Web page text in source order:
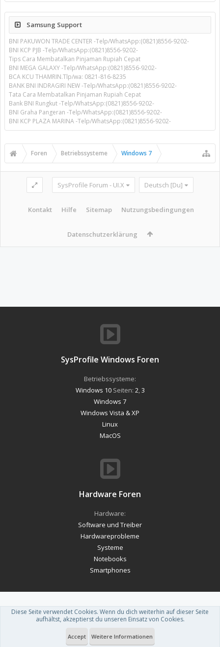
Samsung Support
BNI PAKUWON TRADE CENTER -Telp/WhatsApp:(0821)8556-9202-
BNI KCP PJB -Telp/WhatsApp:(0821)8556-9202-
Tips Cara Membatalkan Pinjaman Rupiah Cepat
BNI MEGA GALAXY -Telp/WhatsApp:(0821)8556-9202-
BCA KCU THAMRIN.Tlp/wa: 0821-816-8235
BANK BNI INDRAGIRI NEW -Telp/WhatsApp:(0821)8556-9202-
Tata Cara Membatalkan Pinjaman Rupiah Cepat
Bank BNI Rungkut -Telp/WhatsApp:(0821)8556-9202-
BNI Graha Pangeran -Telp/WhatsApp:(0821)8556-9202-
BNI KCP PLAZA MARINA -Telp/WhatsApp:(0821)8556-9202-
Foren Betriebssysteme Windows 7
SysProfile Forum - UI.X Deutsch [Du]
Kontakt Hilfe Sitemap Nutzungsbedingungen
Datenschutzerklärung
SysProfile Windows Foren
Betriebssysteme:
Windows 10Seiten: 2 3
Windows 7
Windows Vista & XP
Linux
MacOS
Hardware Foren
Hardware:
Software und Treiber
Hardwareprobleme
Systeme
Notebooks
Smartphones
Forum software by XenForo™-Deutsch von xenDach
Theme designed by ThemeHouse.
Diese Seite verwendet Cookies. Wenn du dich weiterhin auf dieser Seite
aufhältst, akzeptierst du unseren Einsatz von Cookies.
Accept Weitere Informationen